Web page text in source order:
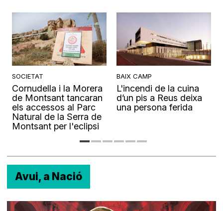
SOCIETAT
Cornudella i la Morera
de Montsant tancaran
els accessos al Parc
Natural de la Serra de
Montsant per l'eclipsi
BAIX CAMP
L'incendi de la cuina
d’un pis a Reus deixa
una persona ferida
Avui, a Nació